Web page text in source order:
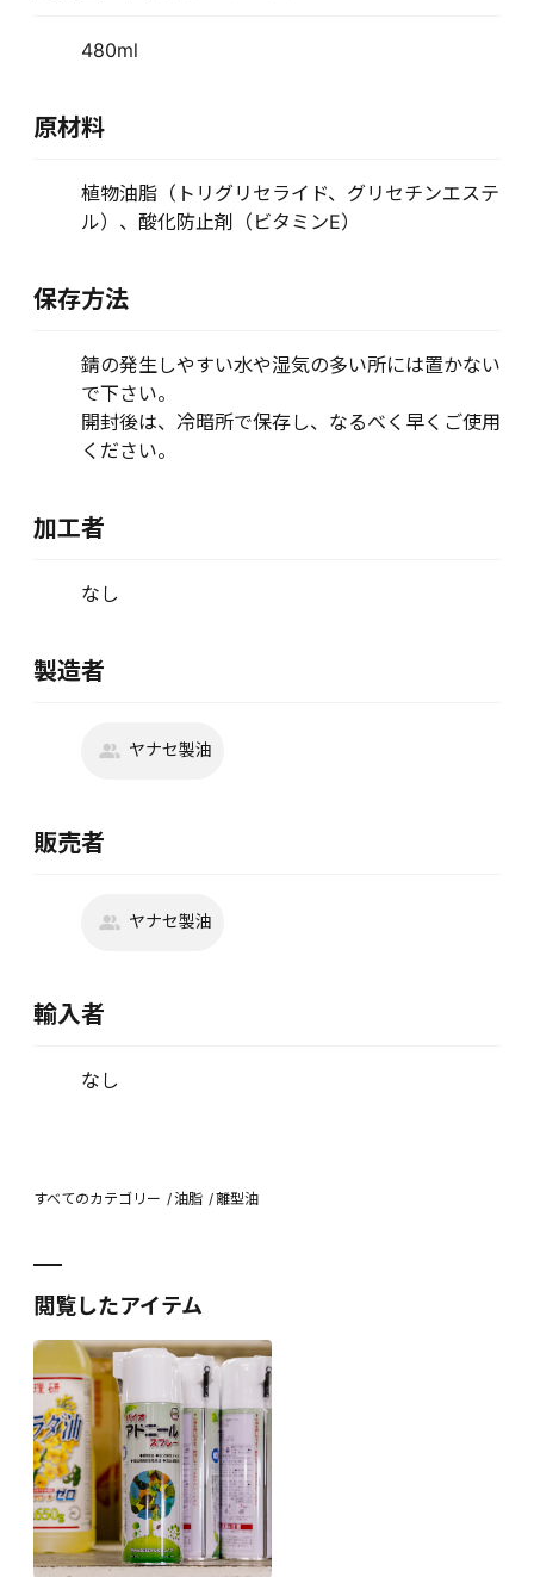
480ml
原材料
植物油脂（トリグリセライド、グリセチンエステ
ル）、酸化防止剤（ビタミンE）
保存方法
錆の発生しやすい水や湿気の多い所には置かない
で下さい。
開封後は、冷暗所で保存し、なるべく早くご使用
ください。
加工者
なし
製造者
ヤナセ製油
販売者
ヤナセ製油
輸入者
なし
すべてのカテゴリー 油脂 離型油
閲覧したアイテム